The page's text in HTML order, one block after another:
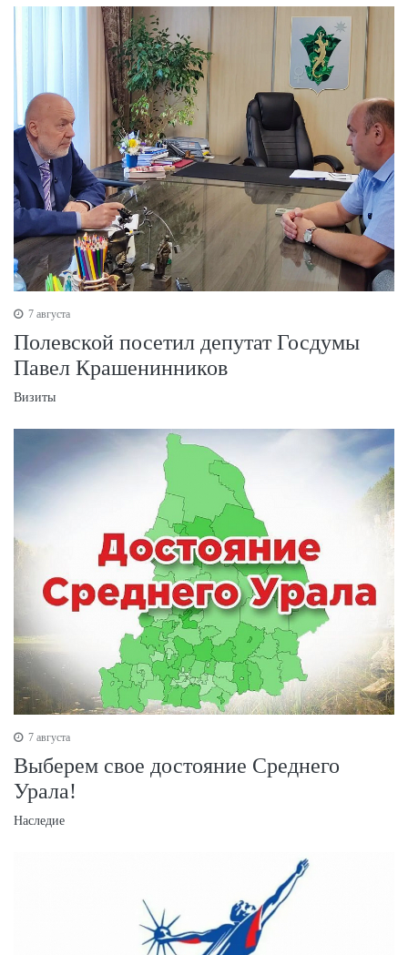
7 августа
Полевской посетил депутат Госдумы
Павел Крашенинников
Визиты
7 августа
Выберем свое достояние Среднего
Урала!
Наследие